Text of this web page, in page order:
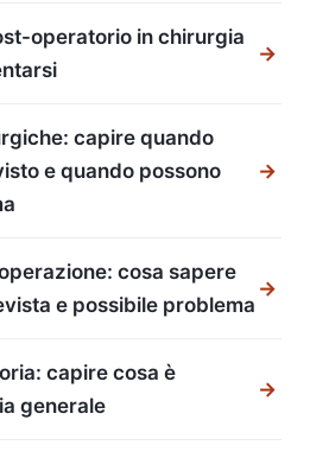
operatorio in chirurgia
→
capire quando
e quando possono
→
cosa sapere
e possibile problema
→
capire cosa è
generale
→